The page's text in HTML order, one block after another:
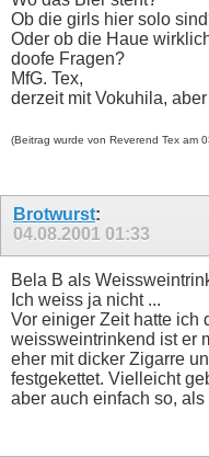
Ob die girls hier solo
Oder ob die Haue
doofe Fragen?
MfG. Tex,
derzeit mit Vokuhila,
(Beitrag wurde von Reverend Tex am
Brotwurst:
04.08.2001 01:33
Bela B als
Ich weiss ja nicht ...
Vor einiger Zeit hatte ich
weissweintrinkend ist er
eher mit dicker Zigarre
festgekettet. Vielleicht
aber auch einfach so,